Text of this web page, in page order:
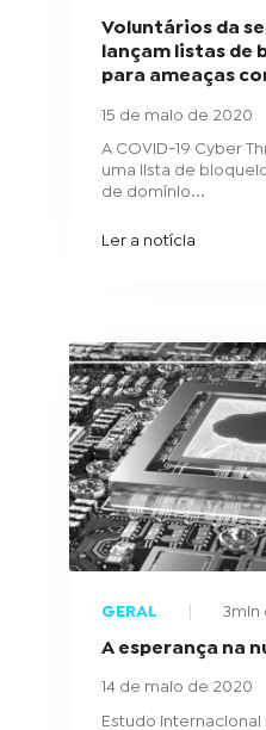
Voluntários da
lançam listas de
para ameaças
15 de maio de 2020
A COVID-19 Cyber
uma lista de
de domínio...
Ler a notícia
GERAL 3min
A esperança na
14 de maio de 2020
Estudo